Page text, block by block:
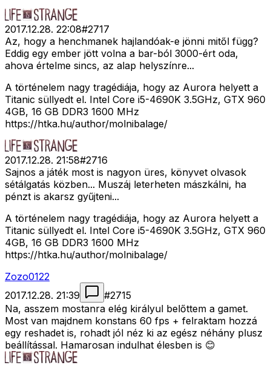
2017.12.28. 22:08#2717
Az, hogy a henchmanek hajlandóak-e jönni mitől függ?
Eddig egy ember jött volna a bar-ból 3000-ért oda,
ahova értelme sincs, az alap helyszínre...
A történelem nagy tragédiája, hogy az Aurora helyett a
Titanic süllyedt el. Intel Core i5-4690K 3.5GHz, GTX 960
4GB, 16 GB DDR3 1600 MHz
https://htka.hu/author/molnibalage/
2017.12.28. 21:58#2716
Sajnos a játék most is nagyon üres, könyvet olvasok
sétálgatás közben... Muszáj leterheten mászkálni, ha
pénzt is akarsz gyűjteni...
A történelem nagy tragédiája, hogy az Aurora helyett a
Titanic süllyedt el. Intel Core i5-4690K 3.5GHz, GTX 960
4GB, 16 GB DDR3 1600 MHz
https://htka.hu/author/molnibalage/
Zozo0122
2017.12.28. 21:39
#2715
Na, asszem mostanra elég királyul belőttem a gamet.
Most van majdnem konstans 60 fps + felraktam hozzá
egy reshadet is, rohadt jól néz ki az egész néhány plusz
beállítással. Hamarosan indulhat élesben is 😊